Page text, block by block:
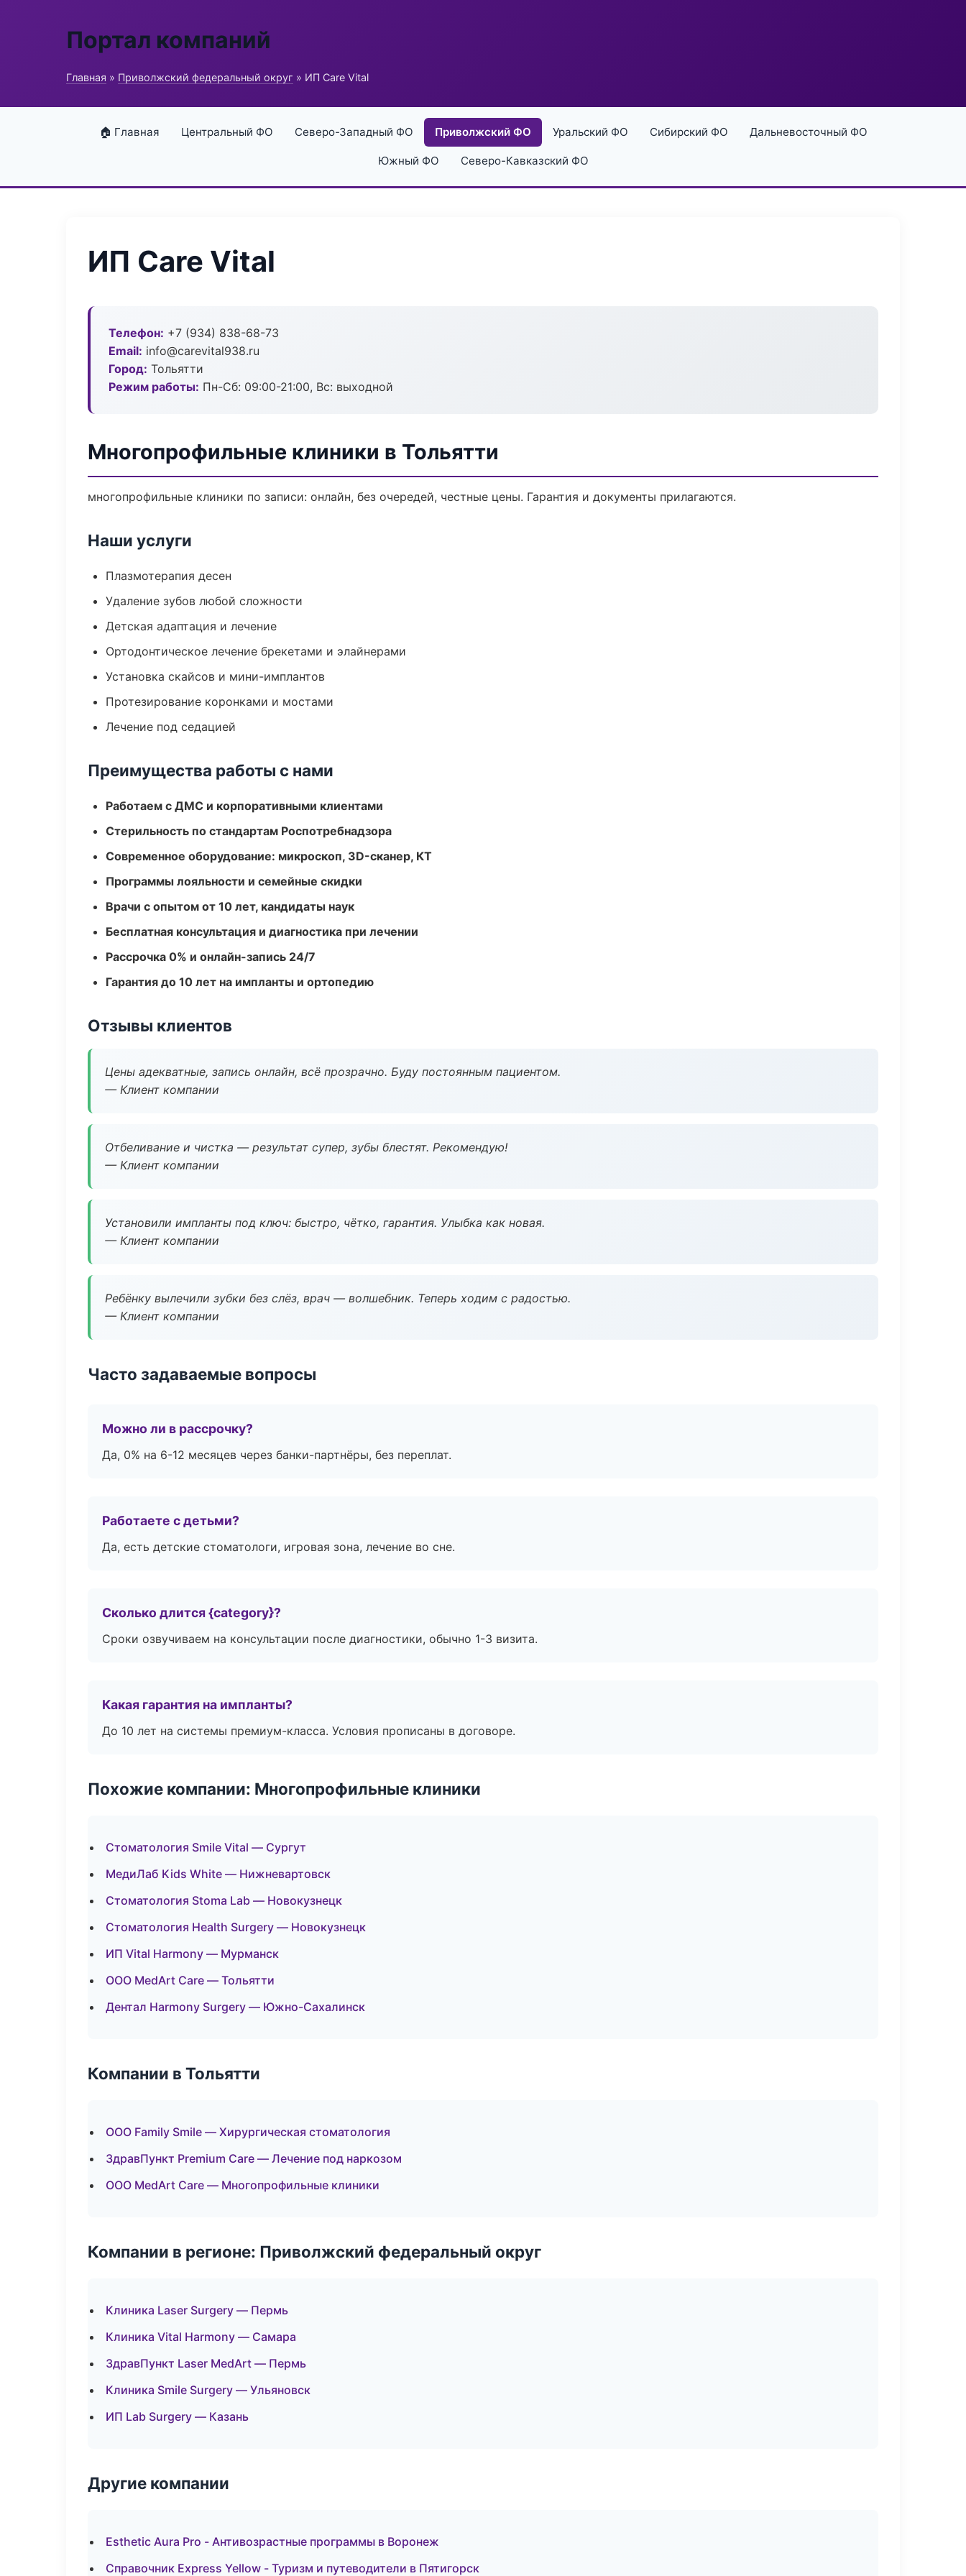
Портал компаний
Главная » Приволжский федеральный округ » ИП Care Vital
🏠 Главная Центральный ФО Северо-Западный ФО Приволжский ФО Уральский ФО Сибирский ФО Дальневосточный ФО
Южный ФО Северо-Кавказский ФО
ИП Care Vital
Телефон: +7 (934) 838-68-73
Email: info@carevital938.ru
Город: Тольятти
Режим работы: Пн-Сб: 09:00-21:00, Вс: выходной
Многопрофильные клиники в Тольятти
многопрофильные клиники по записи: онлайн, без очередей, честные цены. Гарантия и документы прилагаются.
Наши услуги
Плазмотерапия десен
Удаление зубов любой сложности
Детская адаптация и лечение
Ортодонтическое лечение брекетами и элайнерами
Установка скайсов и мини-имплантов
Протезирование коронками и мостами
Лечение под седацией
Преимущества работы с нами
Работаем с ДМС и корпоративными клиентами
Стерильность по стандартам Роспотребнадзора
Современное оборудование: микроскоп, 3D-сканер, КТ
Программы лояльности и семейные скидки
Врачи с опытом от 10 лет, кандидаты наук
Бесплатная консультация и диагностика при лечении
Рассрочка 0% и онлайн-запись 24/7
Гарантия до 10 лет на импланты и ортопедию
Отзывы клиентов
Цены адекватные, запись онлайн, всё прозрачно. Буду постоянным пациентом.
— Клиент компании
Отбеливание и чистка — результат супер, зубы блестят. Рекомендую!
— Клиент компании
Установили импланты под ключ: быстро, чётко, гарантия. Улыбка как новая.
— Клиент компании
Ребёнку вылечили зубки без слёз, врач — волшебник. Теперь ходим с радостью.
— Клиент компании
Часто задаваемые вопросы
Можно ли в рассрочку?
Да, 0% на 6-12 месяцев через банки-партнёры, без переплат.
Работаете с детьми?
Да, есть детские стоматологи, игровая зона, лечение во сне.
Сколько длится {category}?
Сроки озвучиваем на консультации после диагностики, обычно 1-3 визита.
Какая гарантия на импланты?
До 10 лет на системы премиум-класса. Условия прописаны в договоре.
Похожие компании: Многопрофильные клиники
Стоматология Smile Vital — Сургут
МедиЛаб Kids White — Нижневартовск
Стоматология Stoma Lab — Новокузнецк
Стоматология Health Surgery — Новокузнецк
ИП Vital Harmony — Мурманск
ООО MedArt Care — Тольятти
Дентал Harmony Surgery — Южно-Сахалинск
Компании в Тольятти
ООО Family Smile — Хирургическая стоматология
ЗдравПункт Premium Care — Лечение под наркозом
ООО MedArt Care — Многопрофильные клиники
Компании в регионе: Приволжский федеральный округ
Клиника Laser Surgery — Пермь
Клиника Vital Harmony — Самара
ЗдравПункт Laser MedArt — Пермь
Клиника Smile Surgery — Ульяновск
ИП Lab Surgery — Казань
Другие компании
Esthetic Aura Pro - Антивозрастные программы в Воронеж
Справочник Express Yellow - Туризм и путеводители в Пятигорск